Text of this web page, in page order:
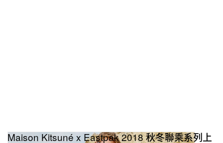
Maison Kitsuné x Eastpak 2018 秋冬聯乘系列上